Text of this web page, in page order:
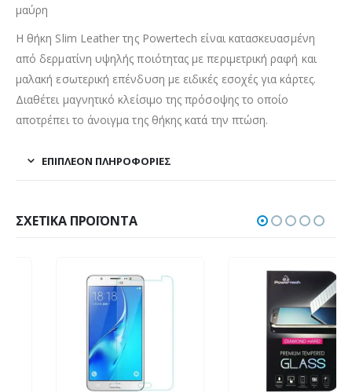
μαύρη
H θήκη Slim Leather της Powertech είναι κατασκευασμένη
από δερματίνη υψηλής ποιότητας με περιμετρική ραφή και
μαλακή εσωτερική επένδυση με ειδικές εσοχές για κάρτες.
Διαθέτει μαγνητικό κλείσιμο της πρόσοψης το οποίο
αποτρέπει το άνοιγμα της θήκης κατά την πτώση.
ΕΠΙΠΛΈΟΝ ΠΛΗΡΟΦΟΡΊΕΣ
ΣΧΕΤΙΚΆ ΠΡΟΪΌΝΤΑ